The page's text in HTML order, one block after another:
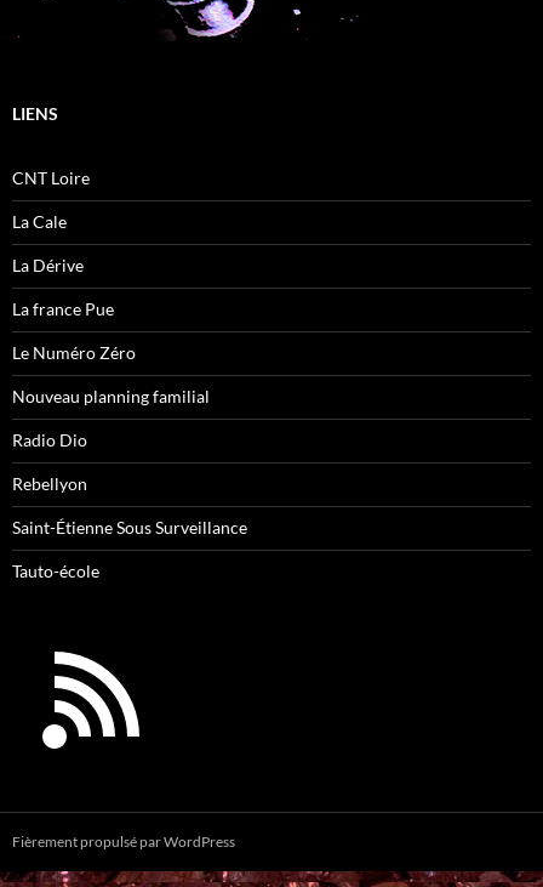
LIENS
CNT Loire
La Cale
La Dérive
La france Pue
Le Numéro Zéro
Nouveau planning familial
Radio Dio
Rebellyon
Saint-Étienne Sous Surveillance
Tauto-école
Fièrement propulsé par WordPress